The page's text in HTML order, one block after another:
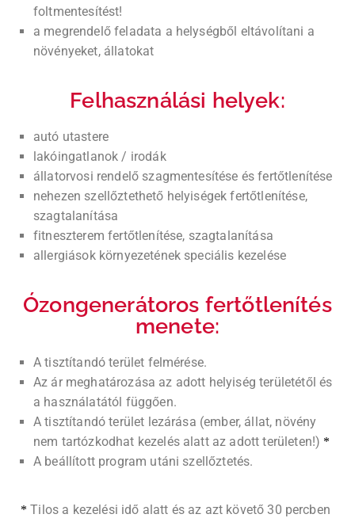
foltmentesítést!
a megrendelő feladata a helységből eltávolítani a
növényeket, állatokat
Felhasználási helyek:
autó utastere
lakóingatlanok / irodák
állatorvosi rendelő szagmentesítése és fertőtlenítése
nehezen szellőztethető helyiségek fertőtlenítése,
szagtalanítása
fitneszterem fertőtlenítése, szagtalanítása
allergiások környezetének speciális kezelése
Ózongenerátoros fertőtlenítés
menete:
A tisztítandó terület felmérése.
Az ár meghatározása az adott helyiség területétől és
a használatától függően.
A tisztítandó terület lezárása (ember, állat, növény
nem tartózkodhat kezelés alatt az adott területen!) *
A beállított program utáni szellőztetés.
* Tilos a kezelési idő alatt és az azt követő 30 percben